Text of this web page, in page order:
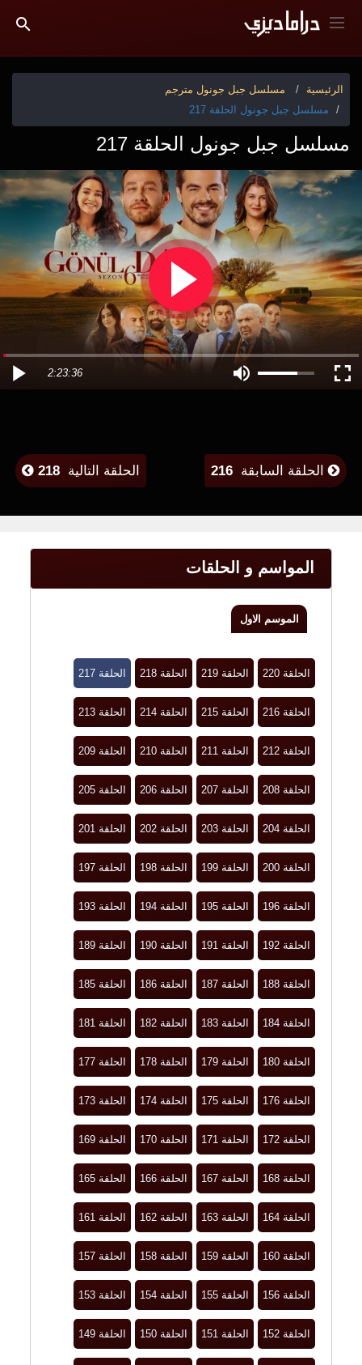
الرئيسية
مسلسل جبل جونول مترجم
مسلسل جبل جونول الحلقة 217
مسلسل جبل جونول الحلقة 217
2:23:36
الحلقة السابقة 216 الحلقة التالية 218
المواسم و الحلقات
الموسم الاول
الحلقة 220 الحلقة 219 الحلقة 218 الحلقة 217
الحلقة 216 الحلقة 215 الحلقة 214 الحلقة 213
الحلقة 212 الحلقة 211 الحلقة 210 الحلقة 209
الحلقة 208 الحلقة 207 الحلقة 206 الحلقة 205
الحلقة 204 الحلقة 203 الحلقة 202 الحلقة 201
الحلقة 200 الحلقة 199 الحلقة 198 الحلقة 197
الحلقة 196 الحلقة 195 الحلقة 194 الحلقة 193
الحلقة 192 الحلقة 191 الحلقة 190 الحلقة 189
الحلقة 188 الحلقة 187 الحلقة 186 الحلقة 185
الحلقة 184 الحلقة 183 الحلقة 182 الحلقة 181
الحلقة 180 الحلقة 179 الحلقة 178 الحلقة 177
الحلقة 176 الحلقة 175 الحلقة 174 الحلقة 173
الحلقة 172 الحلقة 171 الحلقة 170 الحلقة 169
الحلقة 168 الحلقة 167 الحلقة 166 الحلقة 165
الحلقة 164 الحلقة 163 الحلقة 162 الحلقة 161
الحلقة 160 الحلقة 159 الحلقة 158 الحلقة 157
الحلقة 156 الحلقة 155 الحلقة 154 الحلقة 153
الحلقة 152 الحلقة 151 الحلقة 150 الحلقة 149